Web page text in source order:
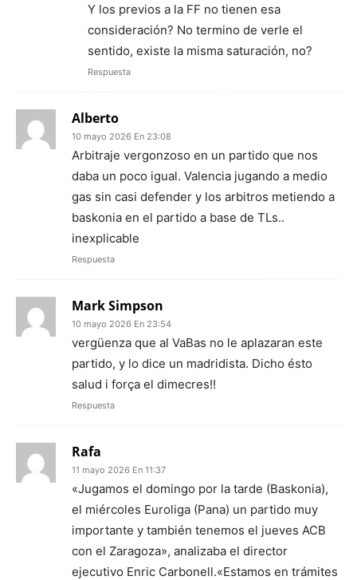
Y los previos a la FF no tienen esa
consideración? No termino de verle el
sentido, existe la misma saturación, no?
Respuesta
Alberto
10 mayo 2026 En 23:08
Arbitraje vergonzoso en un partido que nos
daba un poco igual. Valencia jugando a medio
gas sin casi defender y los arbitros metiendo a
baskonia en el partido a base de TLs..
inexplicable
Respuesta
Mark Simpson
10 mayo 2026 En 23:54
vergüenza que al VaBas no le aplazaran este
partido, y lo dice un madridista. Dicho ésto
salud i força el dimecres!!
Respuesta
Rafa
11 mayo 2026 En 11:37
«Jugamos el domingo por la tarde (Baskonia),
el miércoles Euroliga (Pana) un partido muy
importante y también tenemos el jueves ACB
con el Zaragoza», analizaba el director
ejecutivo Enric Carbonell.«Estamos en trámites